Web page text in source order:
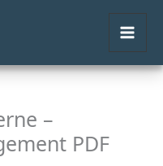
–
PDF